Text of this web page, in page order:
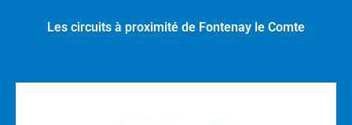
Les circuits à proximité de Fontenay le Comte